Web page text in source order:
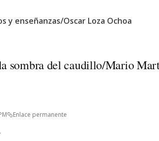
y enseñanzas/Oscar Loza Ochoa
sombra del caudillo/Mario
Enlace permanente